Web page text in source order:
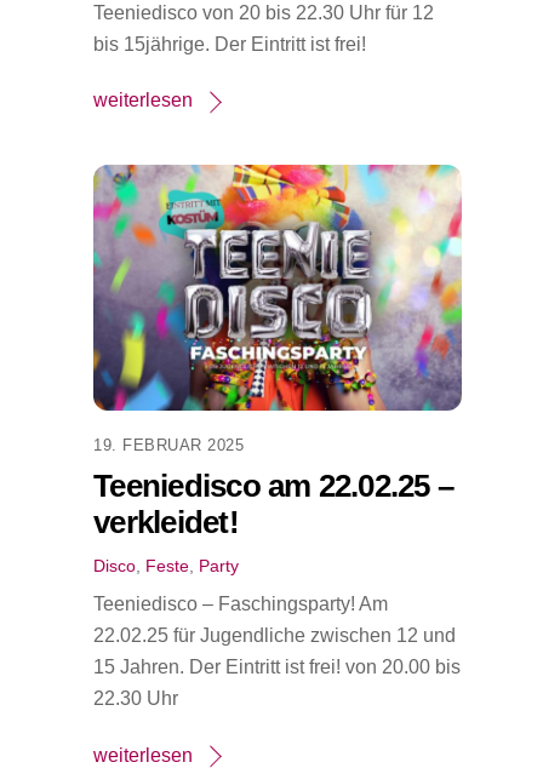
Teeniedisco von 20 bis 22.30 Uhr für 12
bis 15jährige. Der Eintritt ist frei!
weiterlesen
19. FEBRUAR 2025
Teeniedisco am 22.02.25 –
verkleidet!
Disco Feste Party
Teeniedisco – Faschingsparty! Am
22.02.25 für Jugendliche zwischen 12 und
15 Jahren. Der Eintritt ist frei! von 20.00 bis
22.30 Uhr
weiterlesen